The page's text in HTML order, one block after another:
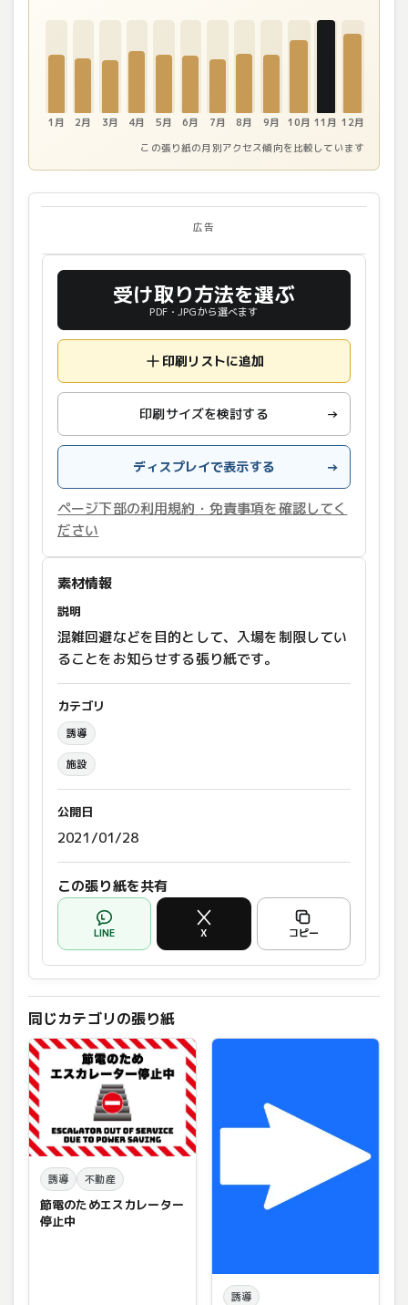
1月 2月 3月 4月 5月 6月 7月 8月 9月 10月 11月 12月
この張り紙の月別アクセス傾向を比較しています
広告
受け取り方法を選ぶ
PDF・JPGから選べます
印刷リストに追加
印刷サイズを検討する →
ディスプレイで表示する →
ページ下部の利用規約・免責事項を確認してく
ださい
素材情報
説明
混雑回避などを目的として、入場を制限してい
ることをお知らせする張り紙です。
カテゴリ
誘導
施設
公開日
2021/01/28
この張り紙を共有
LINE X コピー
同じカテゴリの張り紙
誘導 不動産
節電のためエスカレーター
停止中
誘導